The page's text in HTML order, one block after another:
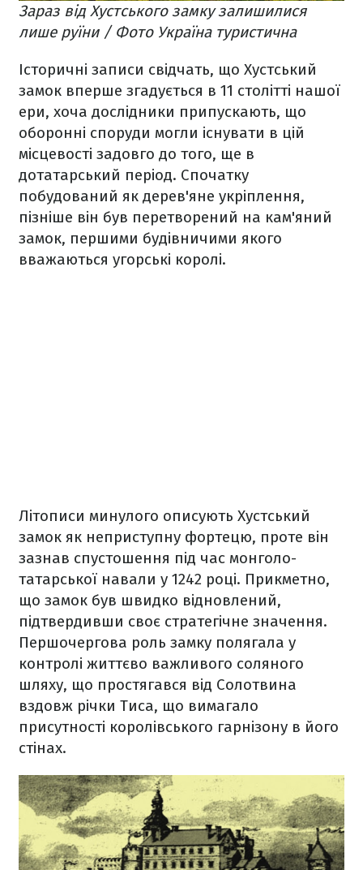
Зараз від Хустського замку залишилися
лише руїни / Фото Україна туристична
Історичні записи свідчать, що Хустський
замок вперше згадується в 11 столітті нашої
ери, хоча дослідники припускають, що
оборонні споруди могли існувати в цій
місцевості задовго до того, ще в
дотатарський період. Спочатку
побудований як дерев'яне укріплення,
пізніше він був перетворений на кам'яний
замок, першими будівничими якого
вважаються угорські королі.
Літописи минулого описують Хустський
замок як неприступну фортецю, проте він
зазнав спустошення під час монголо-
татарської навали у 1242 році. Прикметно,
що замок був швидко відновлений,
підтвердивши своє стратегічне значення.
Першочергова роль замку полягала у
контролі життєво важливого соляного
шляху, що простягався від Солотвина
вздовж річки Тиса, що вимагало
присутності королівського гарнізону в його
стінах.